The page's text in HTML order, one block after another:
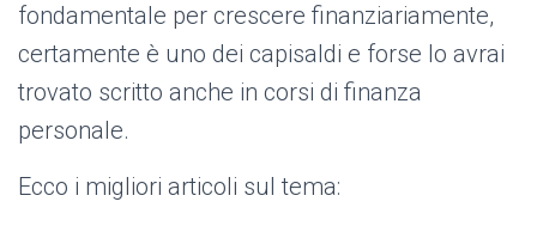
fondamentale per crescere finanziariamente,
certamente è uno dei capisaldi e forse lo avrai
trovato scritto anche in corsi di finanza
personale.
Ecco i migliori articoli sul tema: